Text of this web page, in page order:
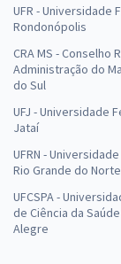
UFR - Universidade
Rondonópolis
CRA MS - Conselho
Administração do
do Sul
UFJ - Universidade
Jataí
UFRN -
Rio Grande do Norte
UFCSPA -
de Ciência da
Alegre